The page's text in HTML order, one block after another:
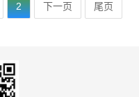
2 下一页 尾页